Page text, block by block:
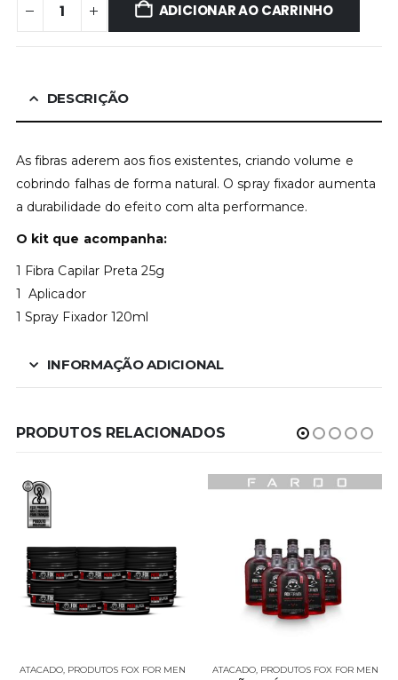
ADICIONAR AO CARRINHO
DESCRIÇÃO
As fibras aderem aos fios existentes, criando volume e
cobrindo falhas de forma natural. O spray fixador aumenta
a durabilidade do efeito com alta performance.
O kit que acompanha:
1 Fibra Capilar Preta 25g
1 Aplicador
1 Spray Fixador 120ml
INFORMAÇÃO ADICIONAL
PRODUTOS RELACIONADOS
ATACADO, PRODUTOS FOX FOR MEN ATACADO, PRODUTOS FOX FOR MEN